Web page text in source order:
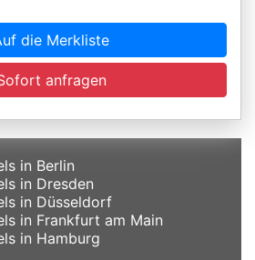
die Merkliste
anfragen
in Berlin
in Dresden
in Düsseldorf
in Frankfurt am Main
in Hamburg